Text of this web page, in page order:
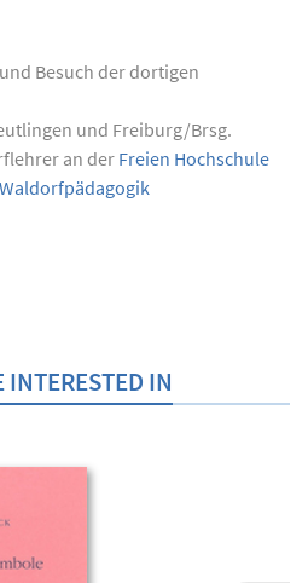
Besuch der dortigen
und Freiburg/Brsg.
an der Freien Hochschule
IN